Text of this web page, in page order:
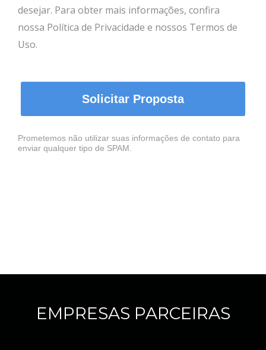
desejar. Para obter mais informações, confira
nossa Política de Privacidade e nossos Termos de
Uso.
Solicitar Proposta
Prometemos não utilizar suas informações de contato para
enviar qualquer tipo de SPAM.
EMPRESAS PARCEIRAS